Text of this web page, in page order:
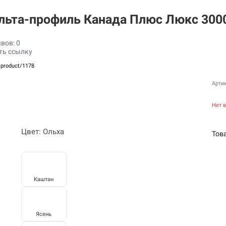
профиль Канада Плюс Люкс
0
ссылку
1178
Цвет: Ольха
Каштан
Ясень
Нет